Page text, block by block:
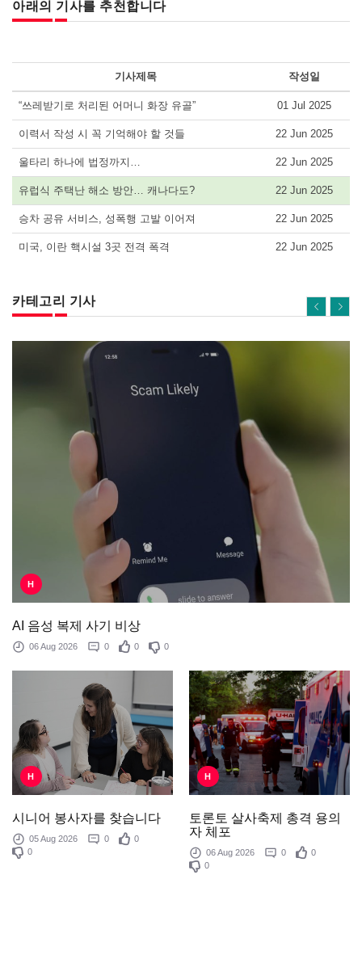
아래의 기사를 추천합니다
기사제목 작성일
“쓰레받기로 처리된 어머니 화장 유골” 01 Jul 2025
이력서 작성 시 꼭 기억해야 할 것들 22 Jun 2025
울타리 하나에 법정까지… 22 Jun 2025
유럽식 주택난 해소 방안… 캐나다도? 22 Jun 2025
승차 공유 서비스, 성폭행 고발 이어져 22 Jun 2025
미국, 이란 핵시설 3곳 전격 폭격 22 Jun 2025
카테고리 기사
H
AI 음성 복제 사기 비상
06 Aug 2026 0 0 0
H
시니어 봉사자를 찾습니다
05 Aug 2026 0
0
0
H
토론토 살사축제 총격 용의
자 체포
06 Aug 2026 0
0
0